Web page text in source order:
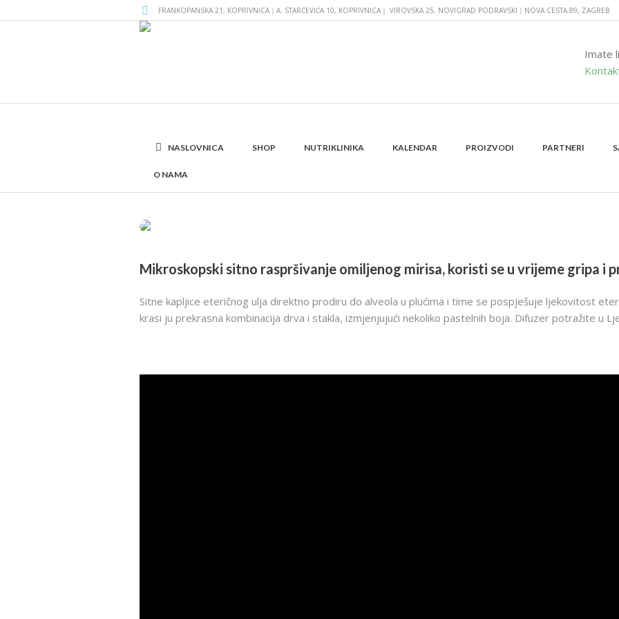
FRANKOPANSKA 21, KOPRIVNICA｜A. STARČEVIĆA 10, KOPRIVNICA｜ VIROVSKA 25, NOVIGRAD PODRAVSKI｜NOVA CESTA 89, ZAGREB
Imate
NASLOVNICA SHOP NUTRIKLINIKA KALENDAR PROIZVODI PARTNERI
O NAMA
Mikroskopski sitno raspršivanje omiljenog mirisa, koristi se u vrijeme gripa i
Sitne kapljice eteričnog ulja direktno prodiru do alveola u plućima i time se pospješuje ljekovitost
krasi ju prekrasna kombinacija drva i stakla, izmjenjujući nekoliko pastelnih boja. Difuzer potražite u